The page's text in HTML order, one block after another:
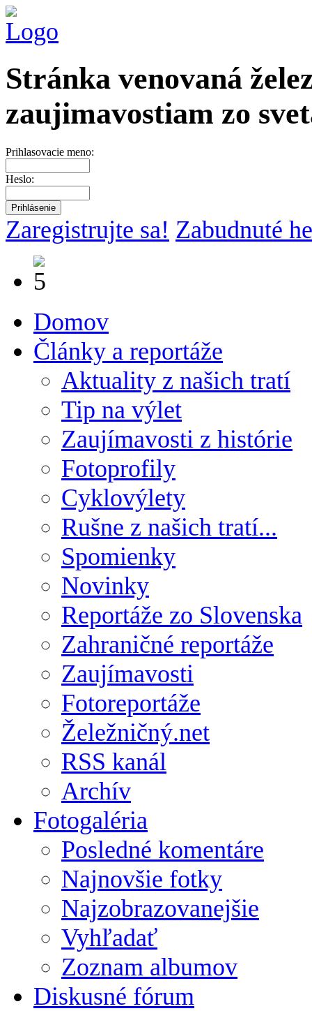
Stránka venovaná
zaujimavostiam zo
Prihlasovacie meno:
Heslo:
Zaregistrujte sa! Zabudnuté
Domov
Články a reportáže
Aktuality z našich tratí
Tip na výlet
Zaujímavosti z histórie
Fotoprofily
Cyklovýlety
Rušne z našich tratí...
Spomienky
Novinky
Reportáže zo Slovenska
Zahraničné reportáže
Zaujímavosti
Fotoreportáže
Želežničný.net
RSS kanál
Archív
Fotogaléria
Posledné komentáre
Najnovšie fotky
Najzobrazovanejšie
Vyhľadať
Zoznam albumov
Diskusné fórum